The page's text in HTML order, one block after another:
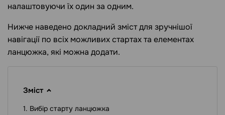
налаштовуючи їх один за одним.
Нижче наведено докладний зміст для зручнішої
навігації по всіх можливих стартах та елементах
ланцюжка, які можна додати.
Зміст
Вибір старту ланцюжка